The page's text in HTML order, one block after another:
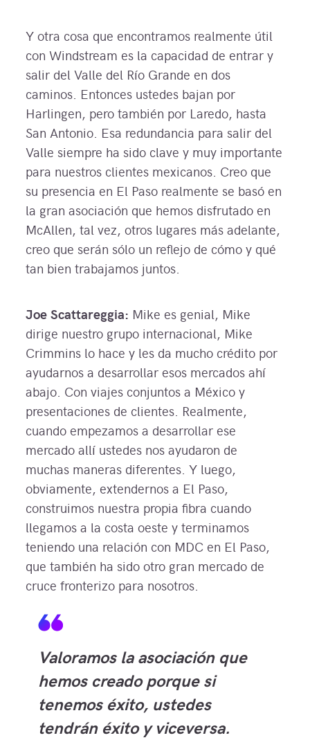
Y otra cosa que encontramos realmente útil
con Windstream es la capacidad de entrar y
salir del Valle del Río Grande en dos
caminos. Entonces ustedes bajan por
Harlingen, pero también por Laredo, hasta
San Antonio. Esa redundancia para salir del
Valle siempre ha sido clave y muy importante
para nuestros clientes mexicanos. Creo que
su presencia en El Paso realmente se basó en
la gran asociación que hemos disfrutado en
McAllen, tal vez, otros lugares más adelante,
creo que serán sólo un reflejo de cómo y qué
tan bien trabajamos juntos.
Joe Scattareggia: Mike es genial, Mike
dirige nuestro grupo internacional, Mike
Crimmins lo hace y les da mucho crédito por
ayudarnos a desarrollar esos mercados ahí
abajo. Con viajes conjuntos a México y
presentaciones de clientes. Realmente,
cuando empezamos a desarrollar ese
mercado allí ustedes nos ayudaron de
muchas maneras diferentes. Y luego,
obviamente, extendernos a El Paso,
construimos nuestra propia fibra cuando
llegamos a la costa oeste y terminamos
teniendo una relación con MDC en El Paso,
que también ha sido otro gran mercado de
cruce fronterizo para nosotros.
Valoramos la asociación que
hemos creado porque si
tenemos éxito, ustedes
tendrán éxito y viceversa.